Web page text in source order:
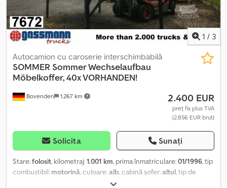
1 / 3
Bovenden 1.267 km
Autocamion cu caroserie interschimbabilă
SOMMER Sommer Wechselaufbau
Möbelkoffer, 40x VORHANDEN!
2.400 EUR
preț fix plus TVA
(2.856 EUR brut)
Solicita Sunați
Stare:folosit, kilometraj:1.001 km, prima înmatriculare:01/1996, tip
combustibil: motorină, culoare:alb, cabină șofer:altul, tip de
, lungimea spațiului de încărcare: